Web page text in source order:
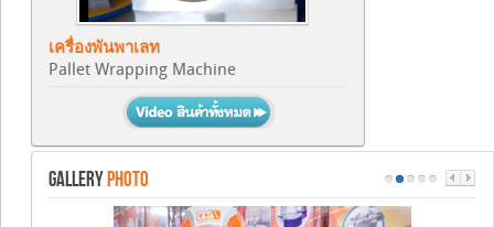
เครื่องพันพาเลท
Pallet Wrapping Machine
GALLERY PHOTO